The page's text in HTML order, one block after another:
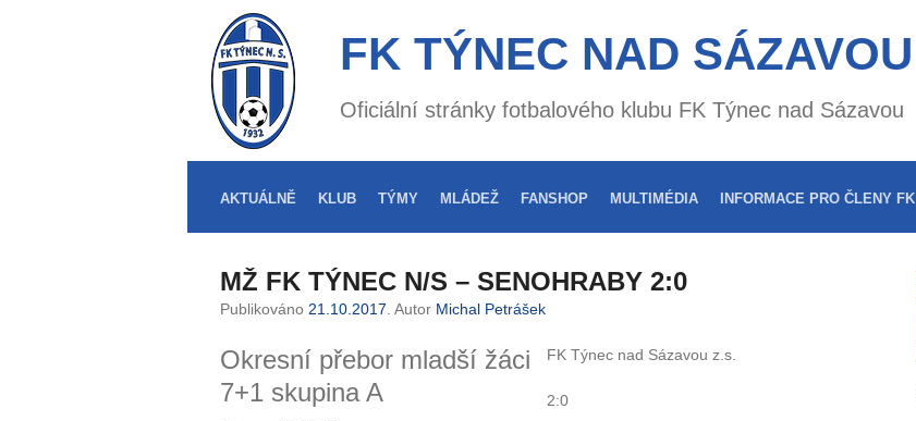
FK TÝNEC NAD SÁZAVOU
Oficiální stránky fotbalového klubu FK Týnec nad Sázavou
AKTUÁLNĚ KLUB TÝMY MLÁDEŽ FANSHOP MULTIMÉDIA INFORMACE PRO ČLENY FK
MŽ FK TÝNEC N/S – SENOHRABY 2:0
Publikováno 21.10.2017 . Autor Michal Petrášek
Okresní přebor mladší žáci
7+1 skupina A
FK Týnec nad Sázavou z.s.
2:0